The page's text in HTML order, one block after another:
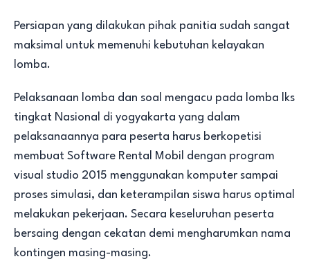
Persiapan yang dilakukan pihak panitia sudah sangat
maksimal untuk memenuhi kebutuhan kelayakan
lomba.
Pelaksanaan lomba dan soal mengacu pada lomba lks
tingkat Nasional di yogyakarta yang dalam
pelaksanaannya para peserta harus berkopetisi
membuat Software Rental Mobil dengan program
visual studio 2015 menggunakan komputer sampai
proses simulasi, dan keterampilan siswa harus optimal
melakukan pekerjaan. Secara keseluruhan peserta
bersaing dengan cekatan demi mengharumkan nama
kontingen masing-masing.